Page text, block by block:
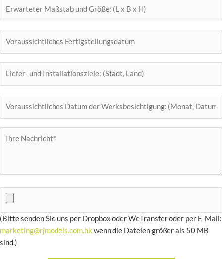
(Bitte senden Sie uns per Dropbox oder WeTransfer oder per E-Mail:
marketing@rjmodels.com.hk wenn die Dateien größer als 50 MB
sind.)